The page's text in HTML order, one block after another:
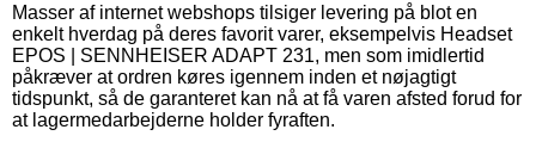
Masser af internet webshops tilsiger levering på blot en
enkelt hverdag på deres favorit varer, eksempelvis Headset
EPOS | SENNHEISER ADAPT 231, men som imidlertid
påkræver at ordren køres igennem inden et nøjagtigt
tidspunkt, så de garanteret kan nå at få varen afsted forud for
at lagermedarbejderne holder fyraften.